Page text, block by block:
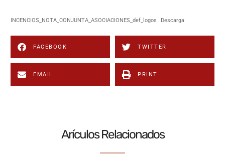
INCENCIOS_NOTA_CONJUNTA_ASOCIACIONES_def_logos Descarga
FACEBOOK TWITTER
EMAIL PRINT
Arículos Relacionados